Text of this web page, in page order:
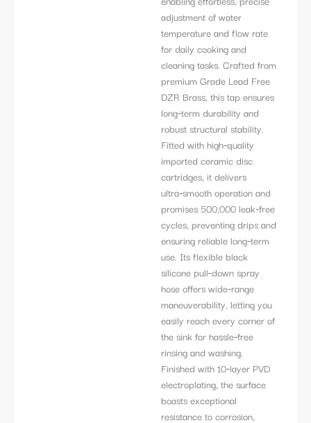
adjustment of water
temperature and flow rate
for daily cooking and
cleaning tasks. Crafted from
premium Grade Lead Free
DZR Brass, this tap ensures
long‑term durability and
robust structural stability.
Fitted with high‑quality
imported ceramic disc
cartridges, it delivers
ultra‑smooth operation and
promises 500,000 leak‑free
cycles, preventing drips and
ensuring reliable long‑term
use. Its flexible black
silicone pull‑down spray
hose offers wide‑range
maneuverability, letting you
easily reach every corner of
the sink for hassle‑free
rinsing and washing.
Finished with 10‑layer PVD
electroplating, the surface
boasts exceptional
resistance to corrosion,